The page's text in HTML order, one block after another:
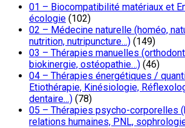
01 – Biocompatibilité matériaux et
écologie (102)
02 – Médecine naturelle (homéo,
nutrition, nutripuncture…) (149)
03 – Thérapies manuelles
biokinergie, ostéopathie…) (46)
04 – Thérapies énergétiques /
Etiothérapie, Kinésiologie,
dentaire…) (78)
05 – Thérapies psycho-corporelles
relations humaines, PNL,